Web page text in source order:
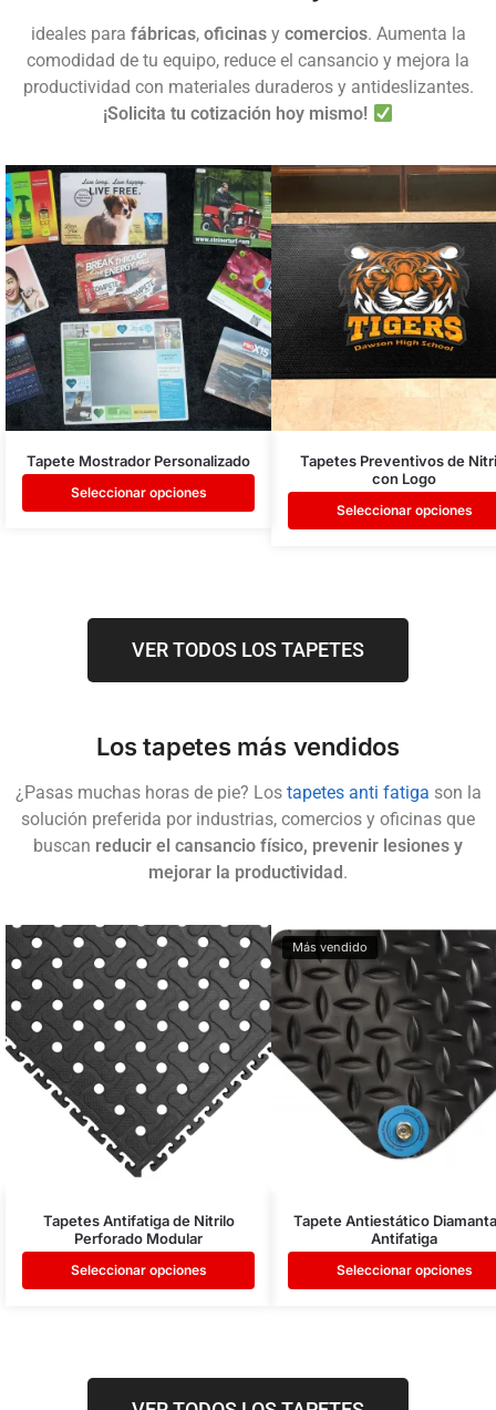
ideales para fábricas, oficinasy comercios. Aumenta la
comodidad de tu equipo, reduce el cansancio y mejora la
productividad con materiales duraderos y antideslizantes.
¡Solicita tu cotización hoy mismo!
Tapete Mostrador Personalizado
Seleccionar opciones
Tapetes Preventivos de
con Logo
Seleccionar opciones
VER TODOS LOS TAPETES
Los tapetes más vendidos
¿Pasas muchas horas de pie? Los tapetes anti fatiga son la
solución preferida por industrias, comercios y oficinas que
buscan reducir el cansancio físico, prevenir lesiones y
mejorar la productividad .
Tapetes Antifatiga de Nitrilo
Perforado Modular
Seleccionar opciones
Más vendido
Tapete Antiestático
Antifatiga
Seleccionar opciones